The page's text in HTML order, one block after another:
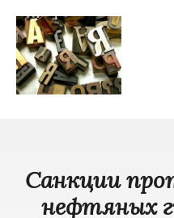
Санкции
нефтяных